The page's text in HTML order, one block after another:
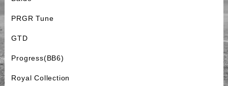
PRGR Tune
GTD
Progress(BB6)
Royal Collection